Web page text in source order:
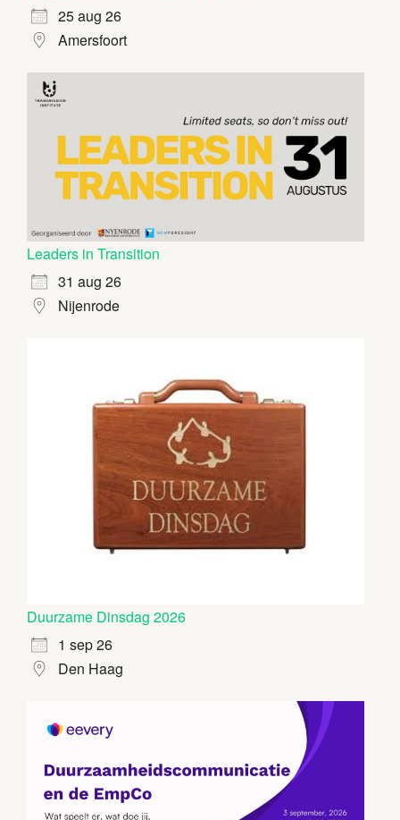
25 aug 26
Amersfoort
Leaders in Transition
31 aug 26
Nijenrode
Duurzame Dinsdag 2026
1 sep 26
Den Haag